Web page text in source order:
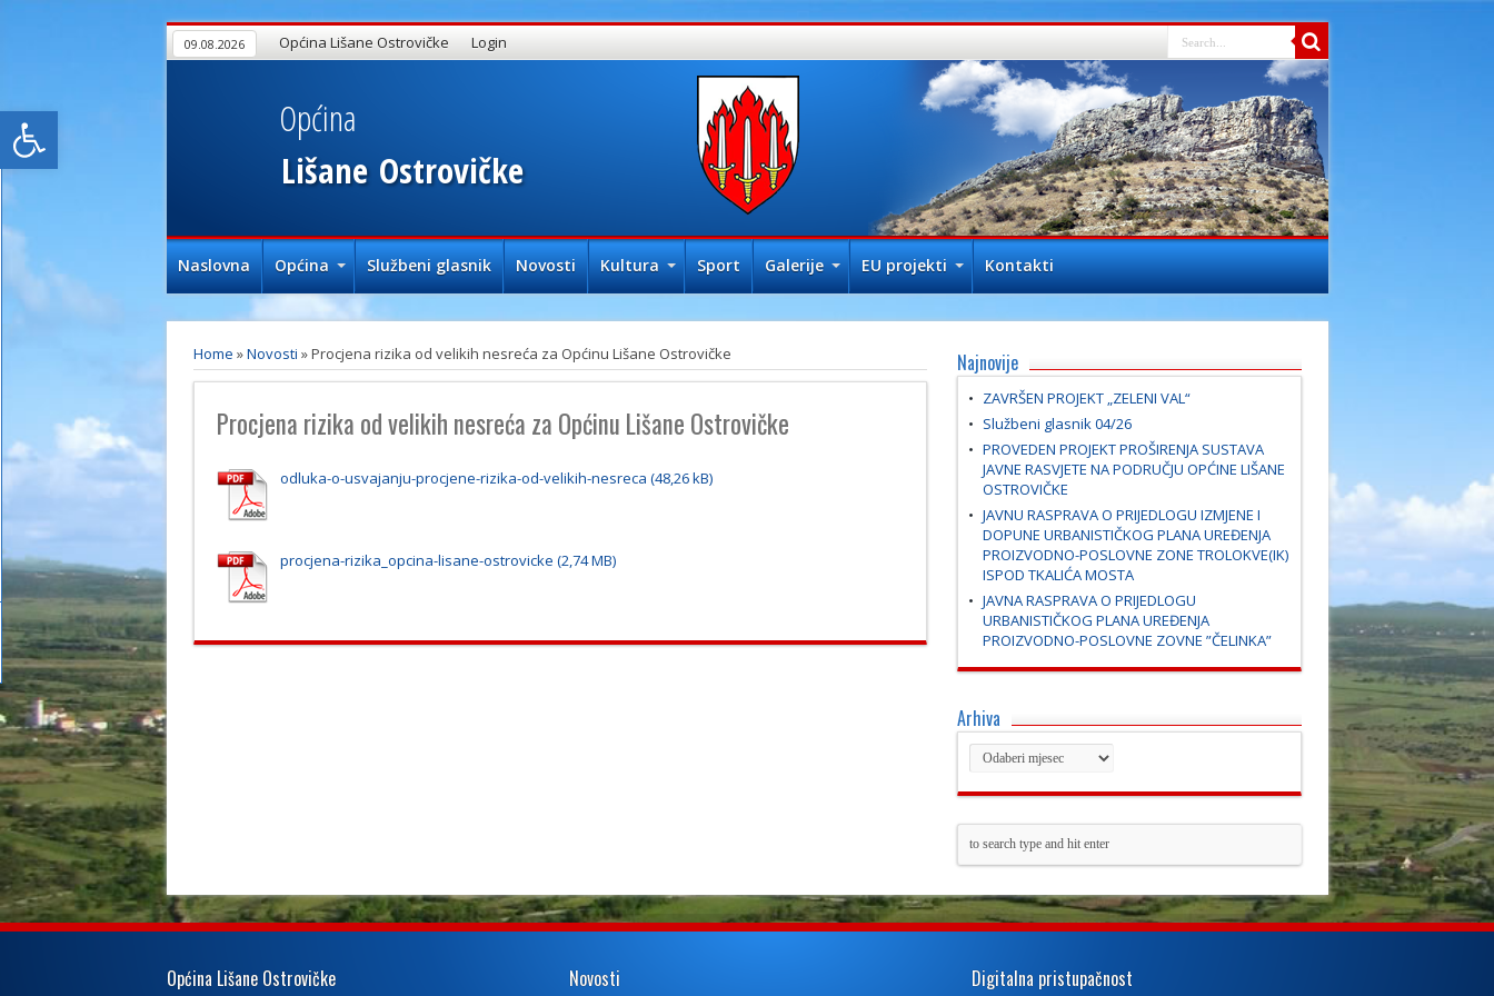
Open toolbar
09.08.2026 Općina Lišane Ostrovičke Login
Lišane Ostrovičke
Općina
Naslovna Općina Službeni glasnik Novosti Kultura Sport Galerije EU projekti Kontakti
Home »Novosti »Procjena rizika od velikih nesreća za Općinu Lišane Ostrovičke
Procjena rizika od velikih nesreća za Općinu Lišane Ostrovičke
odluka-o-usvajanju-procjene-rizika-od-velikih-nesreca
procjena-rizika_opcina-lisane-ostrovicke
Najnovije
ZAVRŠEN PROJEKT „ZELENI VAL“
Službeni glasnik 04/26
PROVEDEN PROJEKT PROŠIRENJA SUSTAVA
JAVNE RASVJETE NA PODRUČJU OPĆINE LIŠANE
OSTROVIČKE
JAVNU RASPRAVA O PRIJEDLOGU IZMJENE I
DOPUNE URBANISTIČKOG PLANA UREĐENJA
PROIZVODNO-POSLOVNE ZONE TROLOKVE(IK)
ISPOD TKALIĆA MOSTA
JAVNA RASPRAVA O PRIJEDLOGU
URBANISTIČKOG PLANA UREĐENJA
PROIZVODNO-POSLOVNE ZOVNE ”ČELINKA”
Arhiva
Općina Lišane Ostrovičke Novosti Digitalna pristupačnost